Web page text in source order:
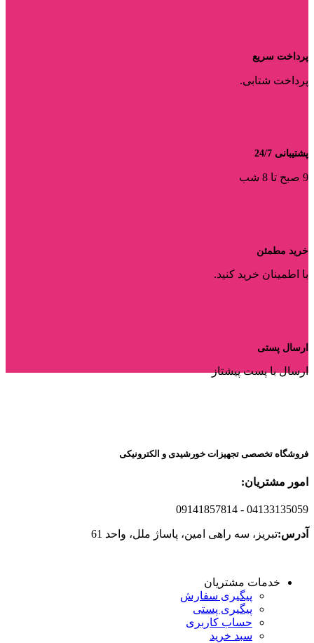
پرداخت سریع
پرداخت شتابی.
پشتیبانی 24/7
9 صبح تا 8 شب
خرید مطمئن
با اطمینان خرید کنید.
ارسال پستی
ارسال با پست پیشتاز
فروشگاه تخصصی تجهیزات خورشیدی و الکترونیکی
امور مشتریان:
- 04133135059
09141857814
آدرس:تبریز، سه راهی امین، پاساژ ملل، واحد 61
خدمات مشتریان
پیگیری سفارش
پیگیری پستی
حساب کاربری
سبد خرید